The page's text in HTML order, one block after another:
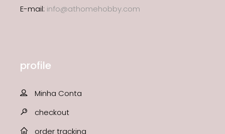
E-mail: info@athomehobby.com
profile
Minha Conta
checkout
order tracking